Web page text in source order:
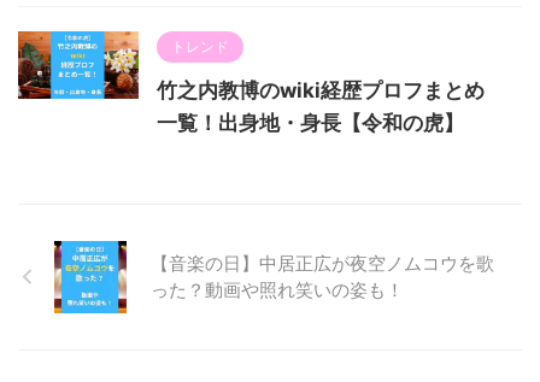
トレンド
竹之内教博のwiki経歴プロフまとめ
一覧！出身地・身長【令和の虎】
【音楽の日】中居正広が夜空ノムコウを歌
った？動画や照れ笑いの姿も！